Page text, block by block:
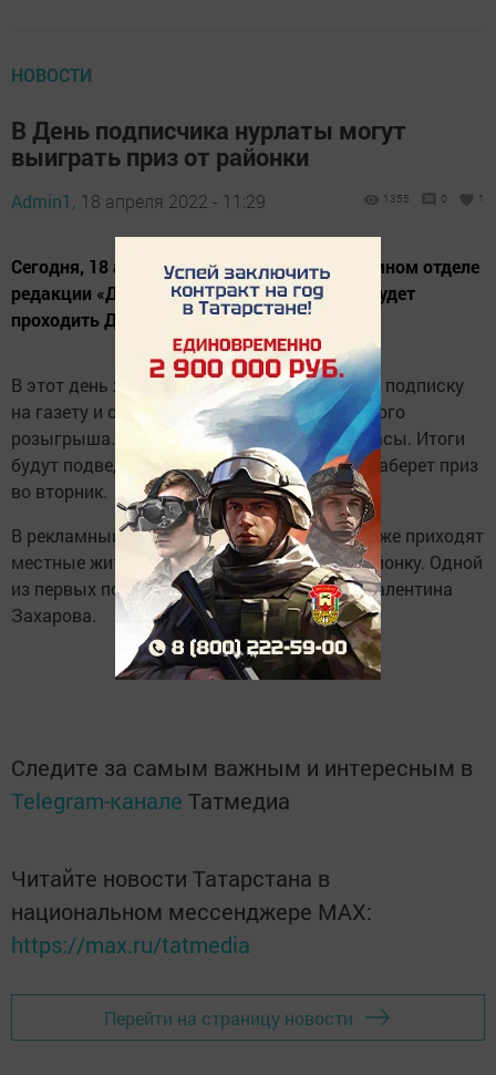
НОВОСТИ
В День подписчика нурлаты могут
выиграть приз от районки
Admin1, 18 апреля 2022 - 11:29 1355 0 1
Сегодня, 18 апреля, с 8.00 до 17.00 в рекламном отделе
редакции «Дуслык» («Дружба», «Туслах») будет
проходить День подписчика.
В этот день жители района могут оформить подписку
на газету и стать участниками моментального
розыгрыша. Приз этого дня – настенные часы. Итоги
будут подведены в конце дня, победитель заберет приз
во вторник.
В рекламный отдел (ул.Советская, д.113А) уже приходят
местные жители, чтобы подписаться на районку. Одной
из первых подписавшихся сегодня стала Валентина
Захарова.
Следите за самым важным и интересным в
Telegram-канале Татмедиа
Читайте новости Татарстана в
национальном мессенджере MАХ:
https://max.ru/tatmedia
Перейти на страницу новости